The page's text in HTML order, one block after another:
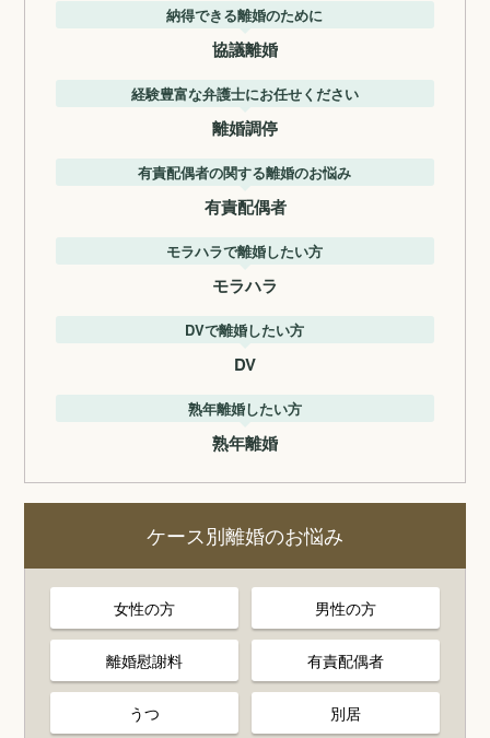
納得できる離婚のために
協議離婚
経験豊富な弁護士にお任せください
離婚調停
有責配偶者の関する離婚のお悩み
有責配偶者
モラハラで離婚したい方
モラハラ
DVで離婚したい方
DV
熟年離婚したい方
熟年離婚
ケース別離婚のお悩み
女性の方 男性の方
離婚慰謝料 有責配偶者
うつ 別居